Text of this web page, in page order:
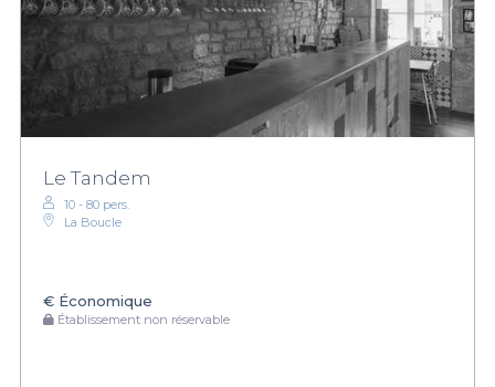
Le Tandem
10 - 80 pers.
La Boucle
€ Économique
Établissement non réservable